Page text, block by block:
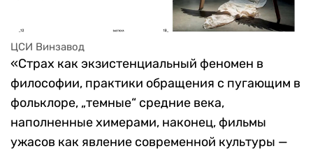
ЦСИ Винзавод
«Страх как экзистенциальный феномен в
философии, практики обращения с пугающим в
фольклоре, „темные“ средние века,
наполненные химерами, наконец, фильмы
ужасов как явление современной культуры —